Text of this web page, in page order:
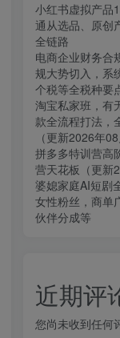
小红书虚拟产品
通从选品、原创
全链路
电商企业财务合
规大势切入，系
个税等全税种要
淘宝私家班，有
款全流程打法，
（更新2026年08
拼多多特训营高
营天花板（更新
婆媳家庭AI短剧
女性粉丝，商单
伙伴分成等
近期评
您尚未收到任何